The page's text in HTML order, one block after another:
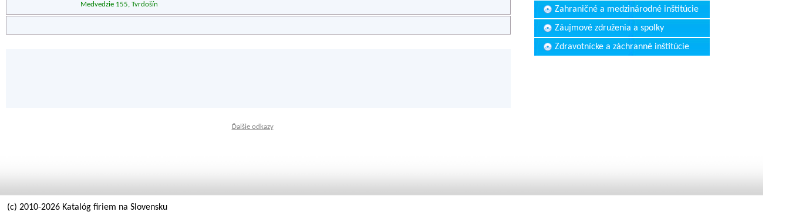
Medvedzie 155, Tvrdošín
Zahraničné a medzinárodné inštitúcie
Záujmové združenia a spolky
Zdravotnícke a záchranné inštitúcie
Ďalšie odkazy
(c) 2010-2026 Katalóg firiem na Slovensku